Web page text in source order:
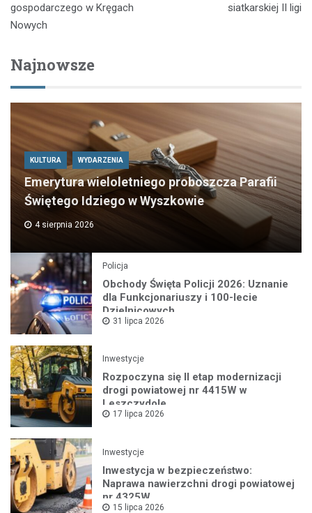
gospodarczego w Kręgach
Nowych
siatkarskiej II ligi
Najnowsze
KULTURA WYDARZENIA
Emerytura wieloletniego proboszcza Parafii
Świętego Idziego w Wyszkowie
4 sierpnia 2026
Policja
Obchody Święta Policji 2026: Uznanie
dla Funkcjonariuszy i 100-lecie
Dzielnicowych
31 lipca 2026
Inwestycje
Rozpoczyna się II etap modernizacji
drogi powiatowej nr 4415W w
Leszczydole
17 lipca 2026
Inwestycje
Inwestycja w bezpieczeństwo:
Naprawa nawierzchni drogi powiatowej
nr 4325W
15 lipca 2026